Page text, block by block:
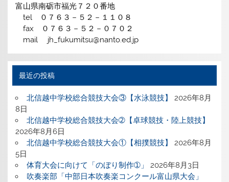
富山県南砺市福光７２０番地
tel ０７６３－５２－１１０８
fax ０７６３－５２－０７０２
mail jh_fukumitsu@nanto.ed.jp
最近の投稿
北信越中学校総合競技大会③【水泳競技】
2026年8月
8日
北信越中学校総合競技大会➁【卓球競技・陸上競技】
2026年8月6日
北信越中学校総合競技大会①【相撲競技】
2026年8月
5日
体育大会に向けて「のぼり制作➀」
2026年8月3日
吹奏楽部「中部日本吹奏楽コンクール富山県大会」